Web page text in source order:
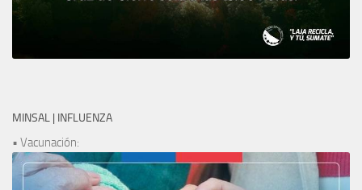
MINSAL | INFLUENZA
• Vacunación: